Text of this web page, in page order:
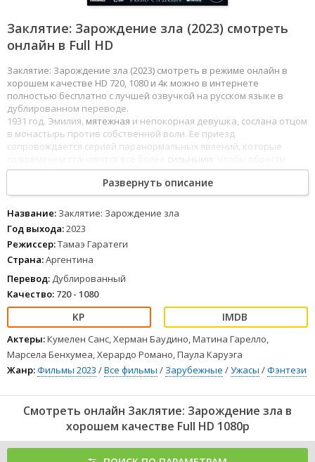
Заклятие: Зарождение зла (2023) смотреть
онлайн в Full HD
Заклятие: Зарождение зла (2023) смотреть в режиме онлайн в
хорошем качестве HD 720, 1080 и 4к можно в интернете
полностью бесплатно с лучшей озвучкой на русском языке в
дублированном переводе.
1931 год. Эмилия, мятежная и непокорная девушка, сослана отцом
в монастырь против собственной воли. Ее приезд
сопровождается серией паранормальных явлений, которые
сильными
свободу, Эмилии придется разгадать тайну проклятия монастыря
1 234 5 6 7 8
Развернуть описание
Название: Заклятие: Зарождение зла
Год выхода:2023
Режиссер:Тамаэ Гаратеги
Страна:Аргентина
Перевод: Дублированный
Качество: 720 - 1080
Актеры:Кумелен Санс, Херман Баудино, Матина Гарелло,
Марсела Бенхумеа, Херардо Романо, Паула Каруэга
Жанр:Фильмы 2023 /Все фильмы / Зарубежные /Ужасы /Фэнтези
Смотреть онлайн Заклятие: Зарождение зла в
хорошем качестве Full HD 1080p